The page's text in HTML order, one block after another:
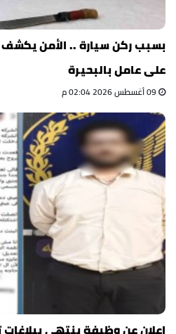
بسبب ركن سيارة .. الأمن
على عامل بالبحيرة
إعلان عن وظيفة ينتهي